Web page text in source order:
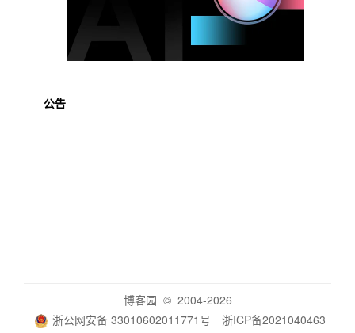
公告
博客园 © 2004-2026
浙公网安备 33010602011771号
浙ICP备2021040463